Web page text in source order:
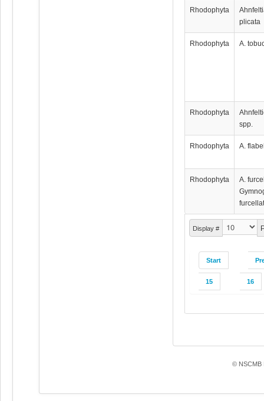
Display #
Start
15 16
Rhodophyta
plicata
Rhodophyta A.
Rhodophyta
spp.
Rhodophyta A.
Rhodophyta
A.
© NSCMB